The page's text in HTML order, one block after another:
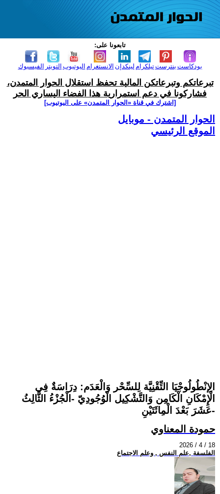
تابعونا على:
الفيسبوك التويتر اليوتيوب الانستغرام لينكدإن تيلكرامبنترست بودكاست
تبرعاتكم وتبرعاتكن المالية تحفظ استقلال الحوار المتمدن،
فشاركونا في دعم استمرارية هذا الفضاء اليساري الحر
[اشترك في قناة ‫«الحوار المتمدن» على اليوتيوب]
الحوار المتمدن - موبايل
الموقع الرئيسي
الِإنْطُولُوجْيَا التِّقْنِيَّة لِلسِّحْر وَالْعَدَم: دِرَاسَةٌ فِي
الْإِمْكَانِ الْكَامِن وَالتَّشْكِيل الْوُجُودِيّ -الْجُزْءُ الثَّالِثُ
عَشَرَ بَعْدَ الْمِائَتَيْنِ-
حمودة المعناوي
2026 / 4 / 18
الفلسفة ,علم النفس , وعلم الاجتماع